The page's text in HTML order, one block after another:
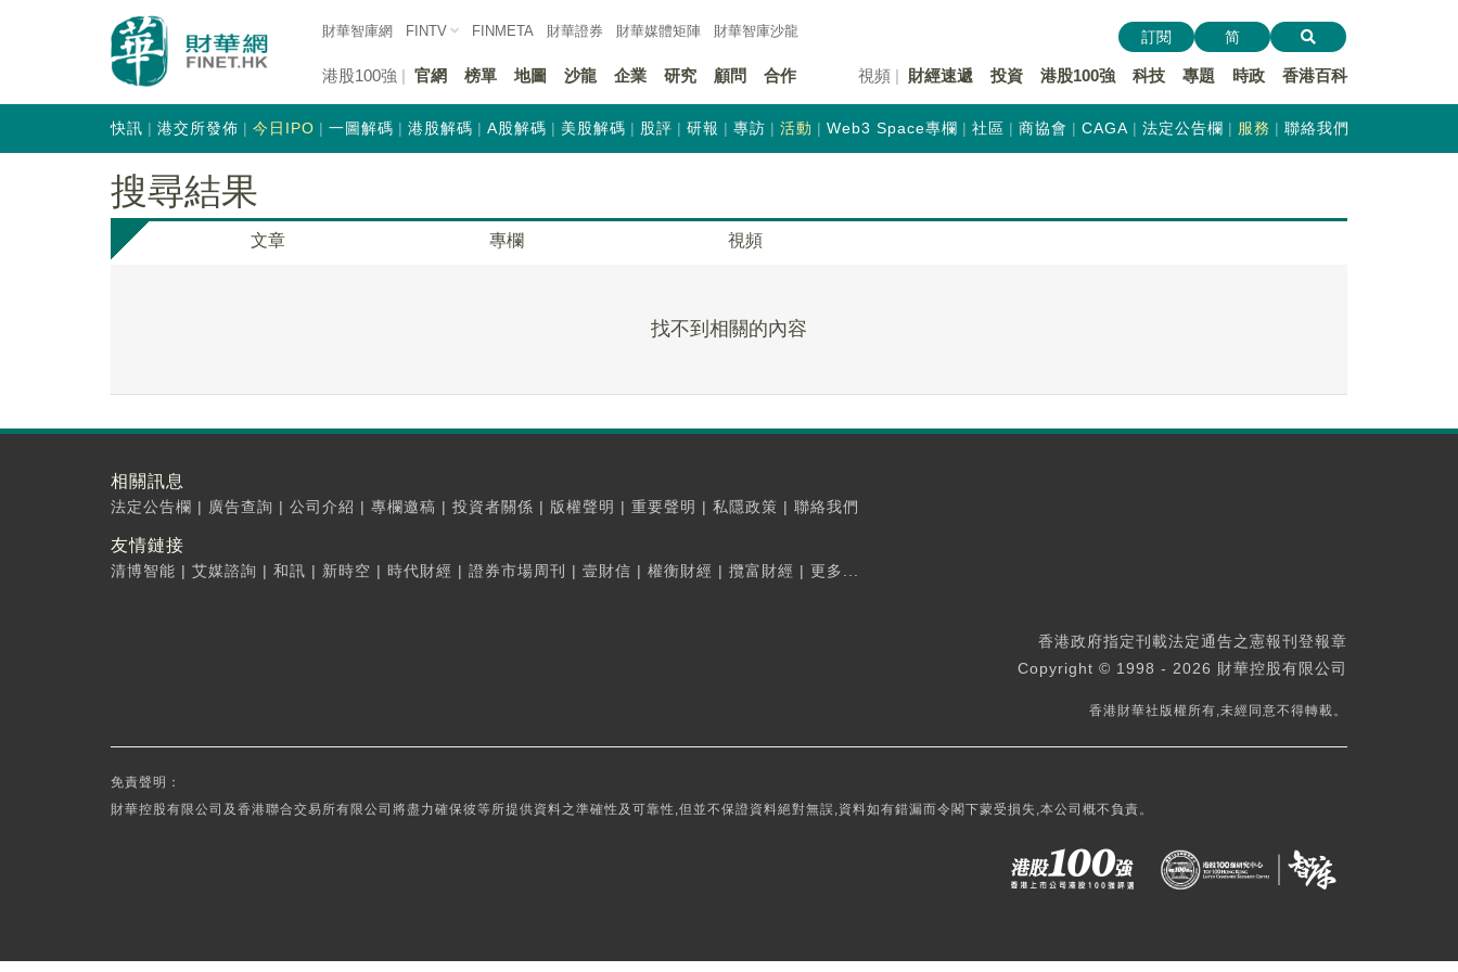
財華智庫網 FINTV FINMETA 財華證券 財華媒體矩陣 財華智庫沙龍
港股100強 官網 榜單 地圖 沙龍 企業 研究 顧問 合作 視頻 財經速遞 投資 港股100強 科技 專題 時政 香港百科
訂閱 简
快訊 港交所發佈 今日IPO 一圖解碼 港股解碼 A股解碼 美股解碼 股評 研報 專訪 活動 Web3 Space專欄 社區 商協會 CAGA 法定公告欄 服務 聯絡我們
搜尋結果
文章 專欄 視頻
找不到相關的內容
相關訊息
法定公告欄 | 廣告查詢 | 公司介紹 | 專欄邀稿 | 投資者關係 | 版權聲明 | 重要聲明 | 私隱政策 | 聯絡我們
友情鏈接
清博智能 | 艾媒諮詢 | 和訊 | 新時空 | 時代財經 | 證券市場周刊 | 壹財信 | 權衡財經 | 攬富財經 | 更多...
香港政府指定刊載法定通告之憲報刊登報章
Copyright © 1998 - 2026 財華控股有限公司
香港財華社版權所有,未經同意不得轉載。
免責聲明：
財華控股有限公司及香港聯合交易所有限公司將盡力確保彼等所提供資料之準確性及可靠性,但並不保證資料絕對無誤,資料如有錯漏而令閣下蒙受損失,本公司概不負責。